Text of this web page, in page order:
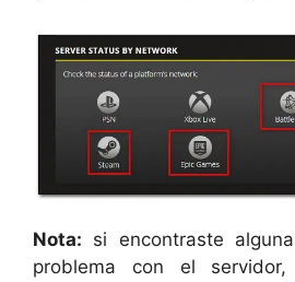
Nota: si encontraste
problema con el